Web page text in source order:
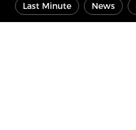
Last Minute News